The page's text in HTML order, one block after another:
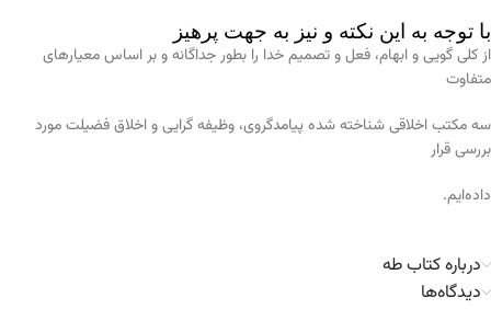
با توجه به این نکته و نیز به جهت پرهیز
از کلی گویی و ابهام، فعل و تصمیم خدا را بطور جداگانه و بر اساس معیارهای
متفاوت
سه مکتب اخلاقی شناخته شده پیامدگروی، وظیفه گرایی و اخلاق فضیلت مورد
بررسی قرار
داده‌ایم.
درباره کتاب طه
دیدگاه‌ها